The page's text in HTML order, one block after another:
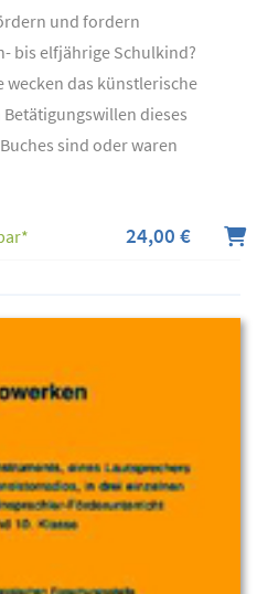
und fordern
bis elfjährige Schulkind?
wecken das künstlerische
dieses
sind oder waren
24,00 €